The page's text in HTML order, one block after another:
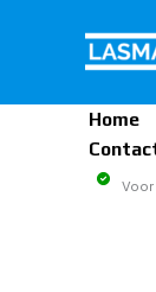
inhoud
Home
Voor